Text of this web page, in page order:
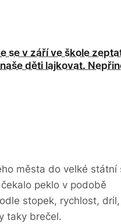
se v září ve škole
děti lajkovat.
města do velké státní
peklo v podobě
stopek, rychlost, dril,
taky brečel.